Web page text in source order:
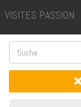
VISITES PASSION